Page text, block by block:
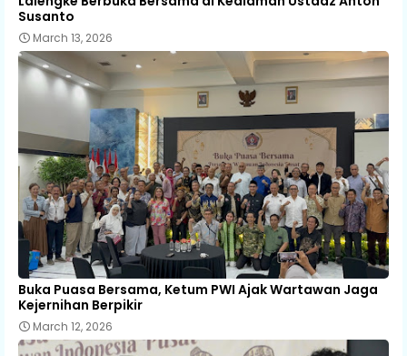
Susanto
March 13, 2026
Buka Puasa Bersama, Ketum PWI Ajak Wartawan Jaga
Kejernihan Berpikir
March 12, 2026